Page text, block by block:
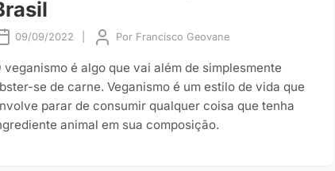
09/09/2022 Por Francisco Geovane
veganismo é algo que vai além de simplesmente
se de carne. Veganismo é um estilo de vida que
parar de consumir qualquer coisa que tenha
animal em sua composição.